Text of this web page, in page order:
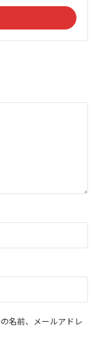
名前、メールアドレ